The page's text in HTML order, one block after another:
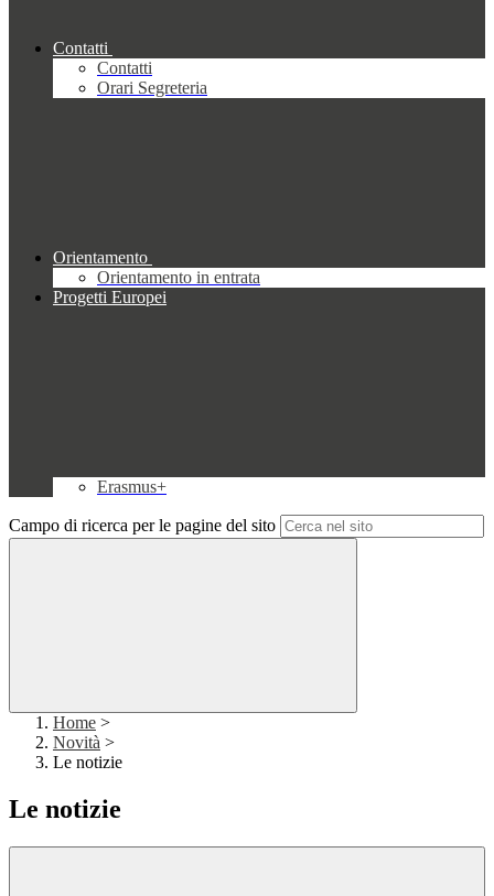
Contatti
Contatti
Orari Segreteria
Orientamento
Orientamento in entrata
Progetti Europei
Erasmus+
Campo di ricerca per le pagine del sito
Home >
Novità >
Le notizie
Le notizie